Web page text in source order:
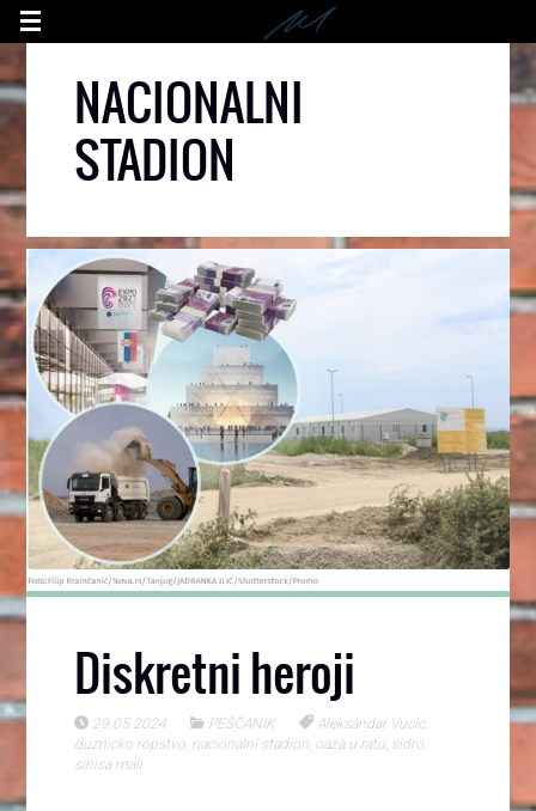
NACIONALNI
STADION
Diskretni heroji
29.05.2024 PEŠČANIK Aleksandar Vucic,
duznicko ropstvo nacionalni stadion oaza u ratu sidro
sinisa mali